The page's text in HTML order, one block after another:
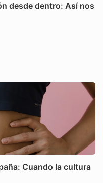
desde dentro: Así nos
Cuando la cultura